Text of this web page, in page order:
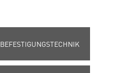
BEFESTIGUNGSTECHNIK